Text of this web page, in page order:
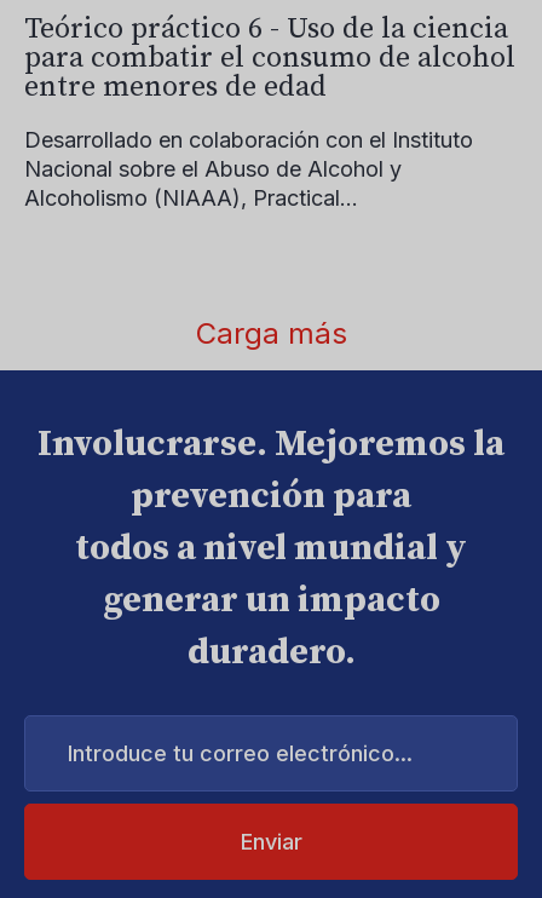
Teórico práctico 6 - Uso de la ciencia
para combatir el consumo de alcohol
entre menores de edad
Desarrollado en colaboración con el Instituto
Nacional sobre el Abuso de Alcohol y
Alcoholismo (NIAAA), Practical...
Carga más
Involucrarse. Mejoremos la
prevención para
todos a nivel mundial y
generar un impacto
duradero.
Introduce
correo